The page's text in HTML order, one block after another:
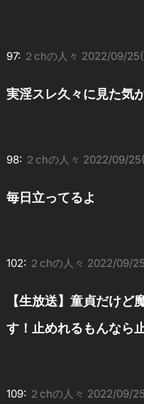
97: ２chの人々 2022/09/
実淫スレ久々に見た気
98: ２chの人々 2022/09/
毎日立ってるよ
102: ２chの人々 2022/09/
【生放送】童貞だけど
す！止めれるもんなら
109: ２chの人々 2022/09/